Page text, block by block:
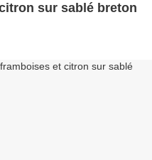
sur sablé breton